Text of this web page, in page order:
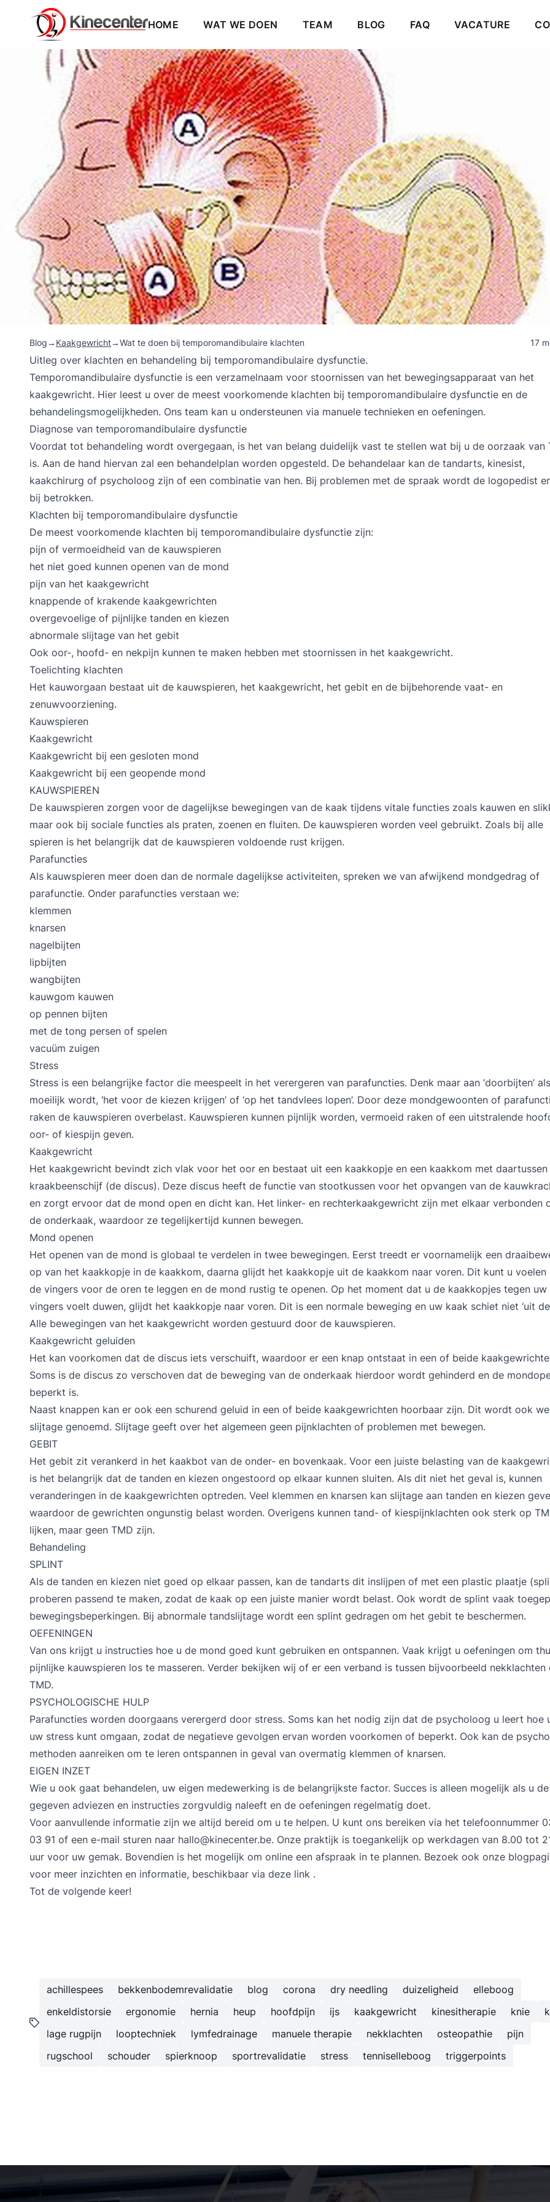
Manuele therapie bij behandeling van temporomandibulaire dysfunctie
HOME
WAT WE DOEN TEAM BLOG FAQ VACATURE
Blog→ Kaakgewricht→Wat te doen bij temporomandibulaire klachten 17
Uitleg over klachten en behandeling bij temporomandibulaire dysfunctie.
Temporomandibulaire dysfunctie is een verzamelnaam voor stoornissen van het bewegingsapparaat van het
kaakgewricht. Hier leest u over de meest voorkomende klachten bij temporomandibulaire dysfunctie en de
behandelingsmogelijkheden. Ons team kan u ondersteunen via manuele technieken en oefeningen.
Diagnose van temporomandibulaire dysfunctie
Voordat tot behandeling wordt overgegaan, is het van belang duidelijk vast te stellen wat bij u de oorzaak van
is. Aan de hand hiervan zal een behandelplan worden opgesteld. De behandelaar kan de tandarts, kinesist,
kaakchirurg of psycholoog zijn of een combinatie van hen. Bij problemen met de spraak wordt de logopedist
bij betrokken.
Klachten bij temporomandibulaire dysfunctie
De meest voorkomende klachten bij temporomandibulaire dysfunctie zijn:
pijn of vermoeidheid van de kauwspieren
het niet goed kunnen openen van de mond
pijn van het kaakgewricht
knappende of krakende kaakgewrichten
overgevoelige of pijnlijke tanden en kiezen
abnormale slijtage van het gebit
Ook oor-, hoofd- en nekpijn kunnen te maken hebben met stoornissen in het kaakgewricht.
Toelichting klachten
Het kauworgaan bestaat uit de kauwspieren, het kaakgewricht, het gebit en de bijbehorende vaat- en
zenuwvoorziening.
Kauwspieren
Kaakgewricht
Kaakgewricht bij een gesloten mond
Kaakgewricht bij een geopende mond
KAUWSPIEREN
De kauwspieren zorgen voor de dagelijkse bewegingen van de kaak tijdens vitale functies zoals kauwen en
maar ook bij sociale functies als praten, zoenen en fluiten. De kauwspieren worden veel gebruikt. Zoals bij alle
spieren is het belangrijk dat de kauwspieren voldoende rust krijgen.
Parafuncties
Als kauwspieren meer doen dan de normale dagelijkse activiteiten, spreken we van afwijkend mondgedrag of
parafunctie. Onder parafuncties verstaan we:
klemmen
knarsen
nagelbijten
lipbijten
wangbijten
kauwgom kauwen
op pennen bijten
met de tong persen of spelen
vacuüm zuigen
Stress
Stress is een belangrijke factor die meespeelt in het verergeren van parafuncties. Denk maar aan ‘doorbijten’
moeilijk wordt, ‘het voor de kiezen krijgen’ of ‘op het tandvlees lopen’. Door deze mondgewoonten of
raken de kauwspieren overbelast. Kauwspieren kunnen pijnlijk worden, vermoeid raken of een uitstralende
oor- of kiespijn geven.
Kaakgewricht
Het kaakgewricht bevindt zich vlak voor het oor en bestaat uit een kaakkopje en een kaakkom met daartussen
kraakbeenschijf (de discus). Deze discus heeft de functie van stootkussen voor het opvangen van de
en zorgt ervoor dat de mond open en dicht kan. Het linker- en rechterkaakgewricht zijn met elkaar verbonden
de onderkaak, waardoor ze tegelijkertijd kunnen bewegen.
Mond openen
Het openen van de mond is globaal te verdelen in twee bewegingen. Eerst treedt er voornamelijk een
op van het kaakkopje in de kaakkom, daarna glijdt het kaakkopje uit de kaakkom naar voren. Dit kunt u voelen
de vingers voor de oren te leggen en de mond rustig te openen. Op het moment dat u de kaakkopjes tegen uw
vingers voelt duwen, glijdt het kaakkopje naar voren. Dit is een normale beweging en uw kaak schiet niet ‘uit de
Alle bewegingen van het kaakgewricht worden gestuurd door de kauwspieren.
Kaakgewricht geluiden
Het kan voorkomen dat de discus iets verschuift, waardoor er een knap ontstaat in een of beide
Soms is de discus zo verschoven dat de beweging van de onderkaak hierdoor wordt gehinderd en de
beperkt is.
Naast knappen kan er ook een schurend geluid in een of beide kaakgewrichten hoorbaar zijn. Dit wordt ook
slijtage genoemd. Slijtage geeft over het algemeen geen pijnklachten of problemen met bewegen.
GEBIT
Het gebit zit verankerd in het kaakbot van de onder- en bovenkaak. Voor een juiste belasting van de
is het belangrijk dat de tanden en kiezen ongestoord op elkaar kunnen sluiten. Als dit niet het geval is, kunnen
veranderingen in de kaakgewrichten optreden. Veel klemmen en knarsen kan slijtage aan tanden en kiezen
waardoor de gewrichten ongunstig belast worden. Overigens kunnen tand- of kiespijnklachten ook sterk op
lijken, maar geen TMD zijn.
Behandeling
SPLINT
Als de tanden en kiezen niet goed op elkaar passen, kan de tandarts dit inslijpen of met een plastic plaatje
proberen passend te maken, zodat de kaak op een juiste manier wordt belast. Ook wordt de splint vaak
bewegingsbeperkingen. Bij abnormale tandslijtage wordt een splint gedragen om het gebit te beschermen.
OEFENINGEN
Van ons krijgt u instructies hoe u de mond goed kunt gebruiken en ontspannen. Vaak krijgt u oefeningen om
pijnlijke kauwspieren los te masseren. Verder bekijken wij of er een verband is tussen bijvoorbeeld nekklachten
TMD.
PSYCHOLOGISCHE HULP
Parafuncties worden doorgaans verergerd door stress. Soms kan het nodig zijn dat de psycholoog u leert hoe
uw stress kunt omgaan, zodat de negatieve gevolgen ervan worden voorkomen of beperkt. Ook kan de
methoden aanreiken om te leren ontspannen in geval van overmatig klemmen of knarsen.
EIGEN INZET
Wie u ook gaat behandelen, uw eigen medewerking is de belangrijkste factor. Succes is alleen mogelijk als u de
gegeven adviezen en instructies zorgvuldig naleeft en de oefeningen regelmatig doet.
Voor aanvullende informatie zijn we altijd bereid om u te helpen. U kunt ons bereiken via het telefoonnummer
03 91 of een e-mail sturen naar hallo@kinecenter.be. Onze praktijk is toegankelijk op werkdagen van 8.00 tot
uur voor uw gemak. Bovendien is het mogelijk om online een afspraak in te plannen. Bezoek ook onze
voor meer inzichten en informatie, beschikbaar via deze link .
Tot de volgende keer!
achillespees bekkenbodemrevalidatie blog corona dry needling duizeligheid
elleboog
enkeldistorsie
ergonomie hernia heup hoofdpijn ijs kaakgewricht kinesitherapie knie
lage rugpijn
looptechniek lymfedrainage manuele therapie nekklachten osteopathie
pijn
rugschool
schouder spierknoop sportrevalidatie stress tenniselleboog triggerpoints